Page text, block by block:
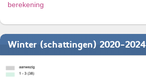
berekening
Winter (schattingen) 2020-2024